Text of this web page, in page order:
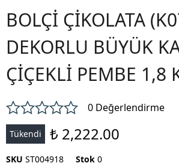
BOLÇİ ÇİKOLATA
DEKORLU BÜYÜK
ÇİÇEKLİ PEMBE 1,8
0 Değerlendirme
Tükendi ₺ 2,222.00
SKU ST004918 Stok 0